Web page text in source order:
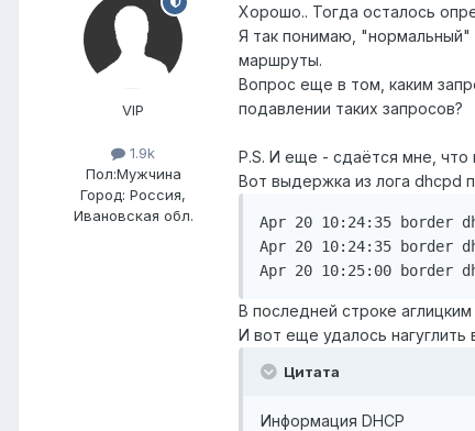
VIP
1.9k
Пол:Мужчина
Город: Россия,
Ивановская обл.
Хорошо.. Тогда осталось
Я так понимаю, "нормальный"
маршруты.
Вопрос еще в том, каким
подавлении таких запросов?
P.S. И еще - сдаётся мне, что
Вот выдержка из лога dhcpd
Apr 20 10:24:35 border
Apr 20 10:24:35 border
Apr 20 10:25:00
В последней строке
И вот еще удалось
Цитата
Информация DHCP